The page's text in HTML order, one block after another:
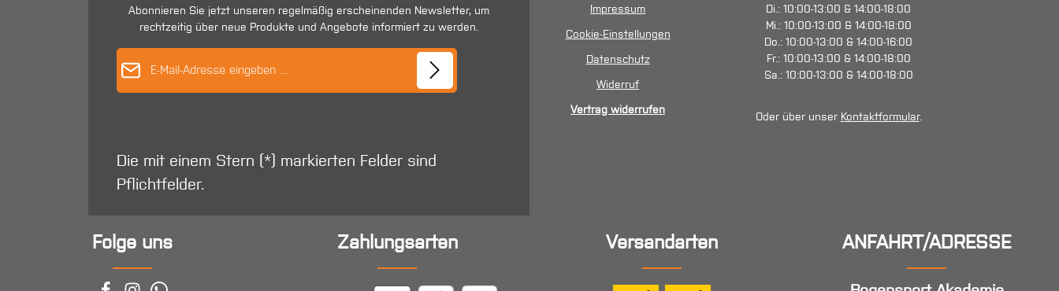
Abonnieren Sie jetzt unseren regelmäßig erscheinenden Newsletter, um
rechtzeitig über neue Produkte und Angebote informiert zu werden.
Die mit einem Stern (*) markierten Felder sind
Pflichtfelder.
Impressum
Cookie-Einstellungen
Datenschutz
Widerruf
Vertrag widerrufen
Di.: 10:00-13:00 & 14:00-18:00
Mi.: 10:00-13:00 & 14:00-18:00
Do.: 10:00-13:00 & 14:00-16:00
Fr.: 10:00-13:00 & 14:00-18:00
Sa.: 10:00-13:00 & 14:00-18:00
Oder über unser Kontaktformular.
Folge uns Zahlungsarten Versandarten ANFAHRT/ADRESSE